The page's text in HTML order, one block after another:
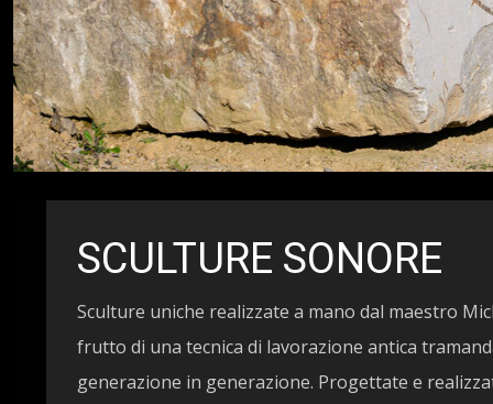
SCULTURE SONORE
Sculture uniche realizzate a mano dal maestro
frutto di una tecnica di lavorazione antica
generazione in generazione. Progettate e